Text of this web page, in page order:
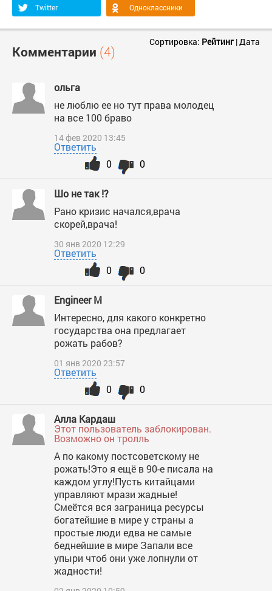
Twitter
Одноклассники
Комментарии (4)
Сортировка: Рейтинг|Дата
ольга
не люблю ее но тут права молодец
на все 100 браво
14 фев 2020 13:45
Ответить
0
0
Шо не так !?
Рано кризис начался,врача
скорей,врача!
30 янв 2020 12:29
Ответить
0
0
Engineer M
Интересно, для какого конкретно
государства она предлагает
рожать рабов?
01 янв 2020 23:57
Ответить
0
0
Алла Кардаш
Этот пользователь заблокирован.
Возможно он тролль
А по какому постсоветскому не
рожать!Это я ещё в 90-е писала на
каждом углу!Пусть китайцами
управляют мрази жадные!
Смеётся вся заграница ресурсы
богатейшие в мире у страны а
простые люди едва не самые
беднейшие в мире Запали все
упыри чтоб они уже лопнули от
жадности!